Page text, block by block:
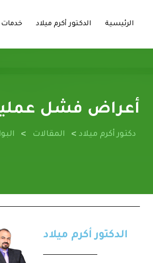
الرئيسية الدكتور أكرم ميلاد خدمات
أعراض فشل
دكتور أكرم ميلاد > المقالات >
الدكتور أكرم ميلاد